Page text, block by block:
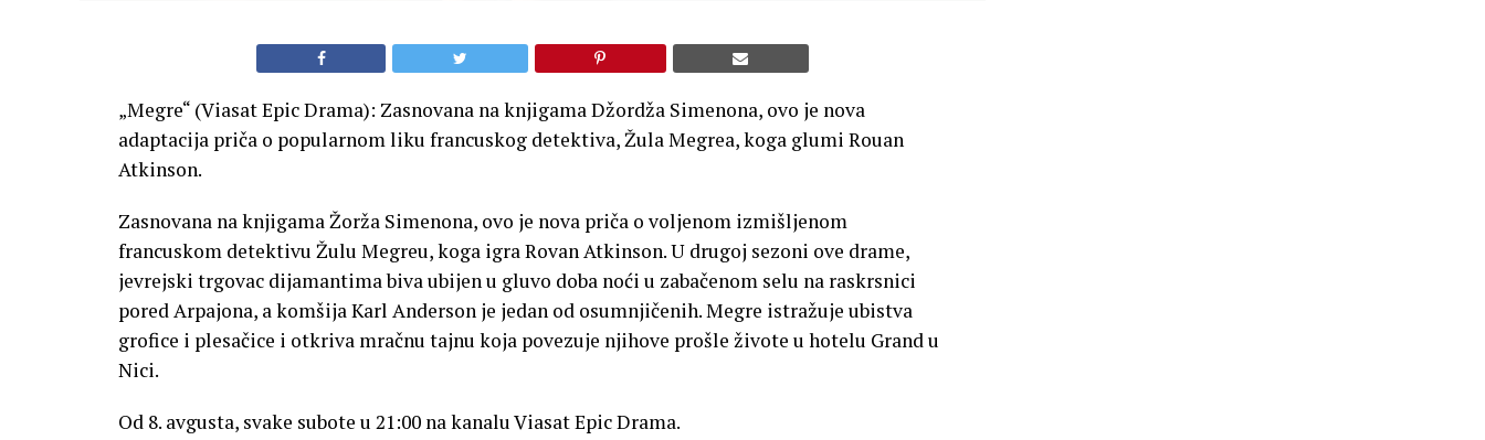
„Megre“ (Viasat Epic Drama): Zasnovana na knjigama Džordža Simenona, ovo je nova
adaptacija priča o popularnom liku francuskog detektiva, Žula Megrea, koga glumi Rouan
Atkinson.
Zasnovana na knjigama Žorža Simenona, ovo je nova priča o voljenom izmišljenom
francuskom detektivu Žulu Megreu, koga igra Rovan Atkinson. U drugoj sezoni ove drame,
jevrejski trgovac dijamantima biva ubijen u gluvo doba noći u zabačenom selu na raskrsnici
pored Arpajona, a komšija Karl Anderson je jedan od osumnjičenih. Megre istražuje ubistva
grofice i plesačice i otkriva mračnu tajnu koja povezuje njihove prošle živote u hotelu Grand u
Nici.
Od 8. avgusta, svake subote u 21:00 na kanalu Viasat Epic Drama.